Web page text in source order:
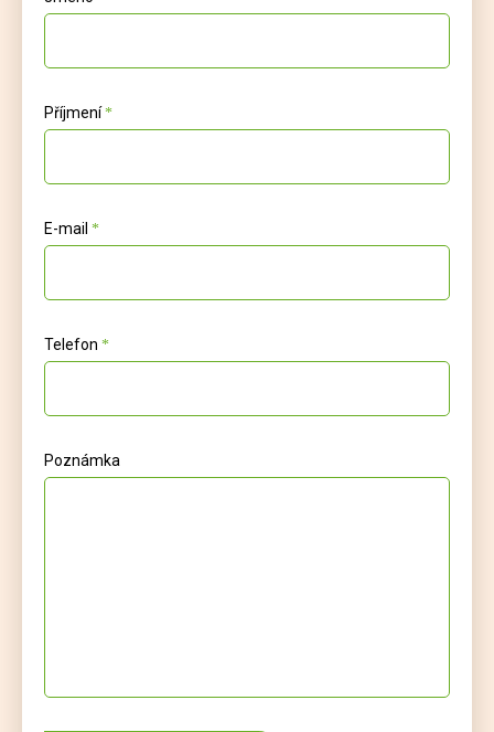
Příjmení
E-mail
Telefon
Poznámka